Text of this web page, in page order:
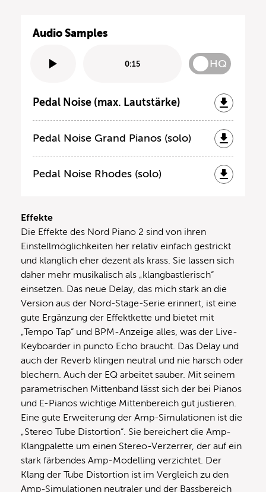
Audio Samples
0:15 HQ
Pedal Noise (max. Lautstärke)
Pedal Noise Grand Pianos (solo)
Pedal Noise Rhodes (solo)
Effekte
Die Effekte des Nord Piano 2 sind von ihren
Einstellmöglichkeiten her relativ einfach gestrickt
und klanglich eher dezent als krass. Sie lassen sich
daher mehr musikalisch als „klangbastlerisch“
einsetzen. Das neue Delay, das mich stark an die
Version aus der Nord-Stage-Serie erinnert, ist eine
gute Ergänzung der Effektkette und bietet mit
„Tempo Tap“ und BPM-Anzeige alles, was der Live-
Keyboarder in puncto Echo braucht. Das Delay und
auch der Reverb klingen neutral und nie harsch oder
blechern. Auch der EQ arbeitet sauber. Mit seinem
parametrischen Mittenband lässt sich der bei Pianos
und E-Pianos wichtige Mittenbereich gut justieren.
Eine gute Erweiterung der Amp-Simulationen ist die
„Stereo Tube Distortion“. Sie bereichert die Amp-
Klangpalette um einen Stereo-Verzerrer, der auf ein
stark färbendes Amp-Modelling verzichtet. Der
Klang der Tube Distortion ist im Vergleich zu den
Amp-Simulationen neutraler und der Bassbereich